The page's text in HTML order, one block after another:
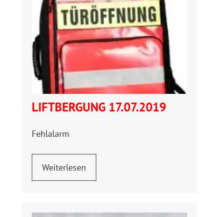
LIFTBERGUNG 17.07.2019
Fehlalarm
Weiterlesen